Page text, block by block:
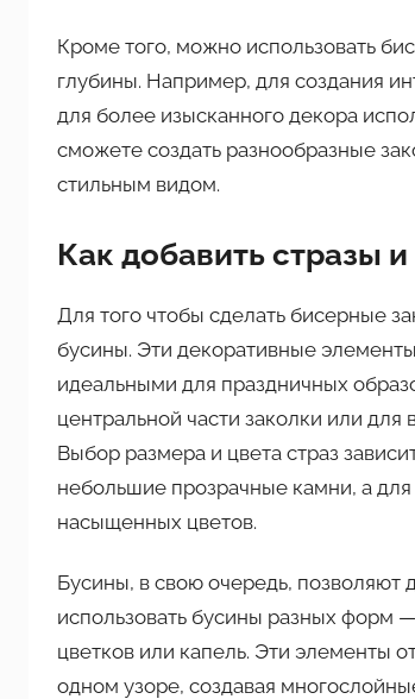
Кроме того, можно использовать
глубины. Например, для создания
для более изысканного декора
сможете создать разнообразные
стильным видом.
Как добавить стразы
Для того чтобы сделать бисерные
бусины. Эти декоративные
идеальными для праздничных
центральной части заколки или
Выбор размера и цвета страз
небольшие прозрачные камни, а
насыщенных цветов.
Бусины, в свою очередь,
использовать бусины разных форм
цветков или капель. Эти элементы
одном узоре, создавая